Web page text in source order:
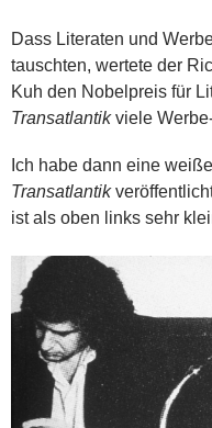
Dass Literaten und
tauschten, wertete der
Kuh den Nobelpreis für
Transatlantikviele
Ich habe dann eine
Transatlantik
ist als oben links sehr